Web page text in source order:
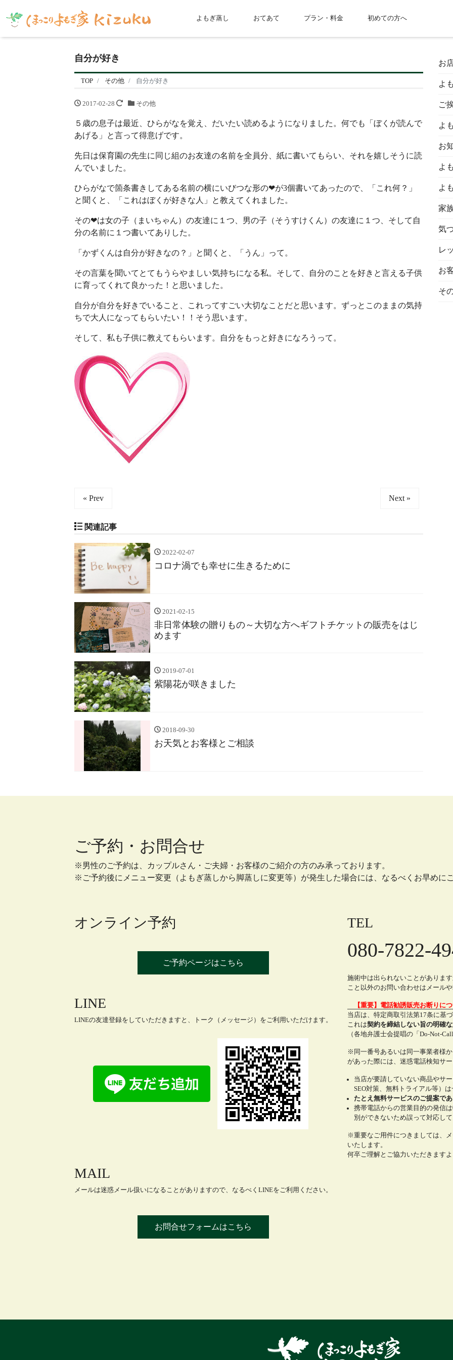
よもぎ蒸し おてあて プラン・料金 初めての方へ
自分が好き
TOP その他 自分が好き
2017-02-28 その他
５歳の息子は最近、ひらがなを覚え、だいたい読めるようになりました。何でも「ぼくが読んで
あげる」と言って得意げです。
先日は保育園の先生に同じ組のお友達の名前を全員分、紙に書いてもらい、それを嬉しそうに読
んでいました。
ひらがなで箇条書きしてある名前の横にいびつな形の❤が3個書いてあったので、「これ何？」
と聞くと、「これはぼくが好きな人」と教えてくれました。
その❤は女の子（まいちゃん）の友達に１つ、男の子（そうすけくん）の友達に１つ、そして自
分の名前に１つ書いてありした。
「かずくんは自分が好きなの？」と聞くと、「うん」って。
その言葉を聞いてとてもうらやましい気持ちになる私。そして、自分のことを好きと言える子供
に育ってくれて良かった！と思いました。
自分が自分を好きでいること、これってすごい大切なことだと思います。ずっとこのままの気持
ちで大人になってもらいたい！！そう思います。
そして、私も子供に教えてもらいます。自分をもっと好きになろうって。
« Prev Next »
関連記事
2022-02-07
コロナ渦でも幸せに生きるために
2021-02-15
非日常体験の贈りもの～大切な方へギフトチケットの販売をはじ
めます
2019-07-01
紫陽花が咲きました
2018-09-30
お天気とお客様とご相談
お
よ
ご
よ
お
よ
よ
家
気
レ
お
そ
ご予約・お問合せ
※男性のご予約は、カップルさん・ご夫婦・お客様のご紹介の方のみ承っております。
※ご予約後にメニュー変更（よもぎ蒸しから脚蒸しに変更等）が発生した場合には、なるべくお早めに
オンライン予約
ご予約ページはこちら
LINE
LINEの友達登録をしていただきますと、トーク（メッセージ）をご利用いただけます。
MAIL
メールは迷惑メール扱いになることがありますので、なるべくLINEをご利用ください。
お問合せフォームはこちら
TEL
080-7822-
施術中は出られないことがありま
こと以外のお問い合わせはメール
【重要】電話勧誘販売お断りに
当店は、特定商取引法第17条に基
これは契約を締結しない旨の明確
（各地弁護士会提唱の「Do-Not-
※同一番号あるいは同一事業者様
があった際には、迷惑電話検知サ
当店が要請していない商品やサ
SEO対策、無料トライアル等）は
たとえ無料サービスのご提案で
携帯電話からの営業目的の発信
別ができないため誤って対応し
※重要なご用件につきましては、
いたします。
何卒ご理解とご協力いただきます